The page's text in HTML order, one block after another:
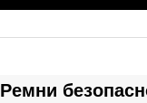
Ремни